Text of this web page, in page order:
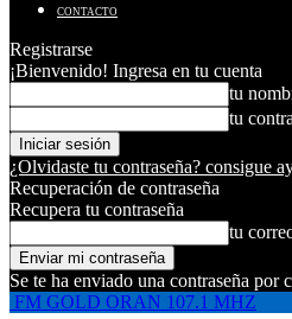
CONTACTO
Registrarse
¡Bienvenido! Ingresa en tu cuenta
tu
tu
¿Olvidaste tu contraseña? consigue
Recuperación de contraseña
Recupera tu contraseña
tu
Se te ha enviado una contraseña por
FM GOLD ORAN 107.1 MHZ